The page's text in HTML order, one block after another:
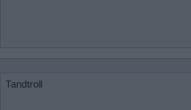
Tandtroll